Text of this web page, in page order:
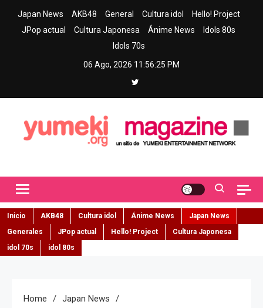
Japan News AKB48 General Cultura idol
Hello! Project
JPop actual
Cultura Japonesa Ánime News
Idols 80s
Idols 70s
06 Ago, 2026 11:56:26 PM
Inicio AKB48 Cultura idol Ánime News
Japan News
Generales
JPop actual Hello! Project
Cultura Japonesa
idol 70s
idol 80s
Home
Japan News